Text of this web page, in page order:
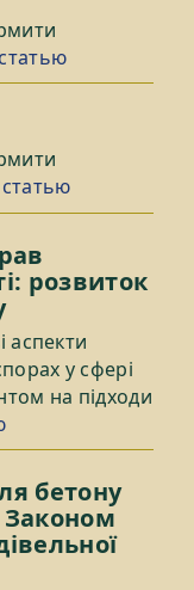
розвиток
аспекти
у сфері
на підходи
бетону
Законом